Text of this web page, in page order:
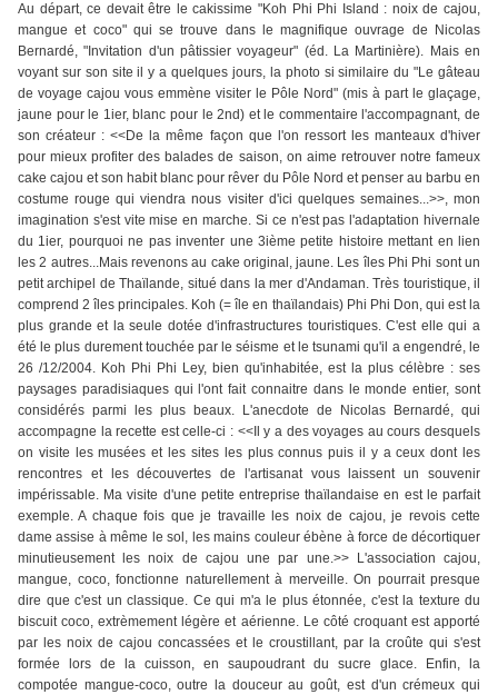
Au départ, ce devait être le cakissime "Koh Phi Phi Island : noix de cajou,
mangue et coco" qui se trouve dans le magnifique ouvrage de Nicolas
Bernardé, "Invitation d'un pâtissier voyageur" (éd. La Martinière). Mais en
voyant sur son site il y a quelques jours, la photo si similaire du "Le gâteau
de voyage cajou vous emmène visiter le Pôle Nord" (mis à part le glaçage,
jaune pour le 1ier, blanc pour le 2nd) et le commentaire l'accompagnant, de
son créateur : <<De la même façon que l'on ressort les manteaux d'hiver
pour mieux profiter des balades de saison, on aime retrouver notre fameux
cake cajou et son habit blanc pour rêver du Pôle Nord et penser au barbu en
costume rouge qui viendra nous visiter d'ici quelques semaines...>>, mon
imagination s'est vite mise en marche. Si ce n'est pas l'adaptation hivernale
du 1ier, pourquoi ne pas inventer une 3ième petite histoire mettant en lien
les 2 autres...Mais revenons au cake original, jaune. Les îles Phi Phi sont un
petit archipel de Thaïlande, situé dans la mer d'Andaman. Très touristique, il
comprend 2 îles principales. Koh (= île en thaïlandais) Phi Phi Don, qui est la
plus grande et la seule dotée d'infrastructures touristiques. C'est elle qui a
été le plus durement touchée par le séisme et le tsunami qu'il a engendré, le
26 /12/2004. Koh Phi Phi Ley, bien qu'inhabitée, est la plus célèbre : ses
paysages paradisiaques qui l'ont fait connaitre dans le monde entier, sont
considérés parmi les plus beaux. L'anecdote de Nicolas Bernardé, qui
accompagne la recette est celle-ci : <<Il y a des voyages au cours desquels
on visite les musées et les sites les plus connus puis il y a ceux dont les
rencontres et les découvertes de l'artisanat vous laissent un souvenir
impérissable. Ma visite d'une petite entreprise thaïlandaise en est le parfait
exemple. A chaque fois que je travaille les noix de cajou, je revois cette
dame assise à même le sol, les mains couleur ébène à force de décortiquer
minutieusement les noix de cajou une par une.>> L'association cajou,
mangue, coco, fonctionne naturellement à merveille. On pourrait presque
dire que c'est un classique. Ce qui m'a le plus étonnée, c'est la texture du
biscuit coco, extrèmement légère et aérienne. Le côté croquant est apporté
par les noix de cajou concassées et le croustillant, par la croûte qui s'est
formée lors de la cuisson, en saupoudrant du sucre glace. Enfin, la
compotée mangue-coco, outre la douceur au goût, est d'un crémeux qui